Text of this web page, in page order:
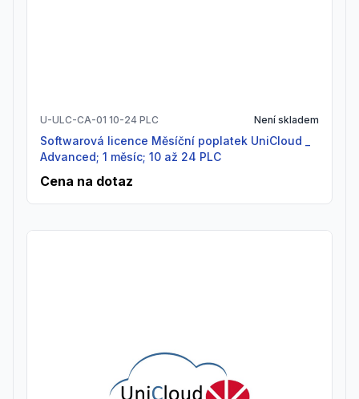
U-ULC-CA-01 10-24 PLC Není skladem
Softwarová licence Měsíční poplatek UniCloud _
Advanced; 1 měsíc; 10 až 24 PLC
Cena na dotaz